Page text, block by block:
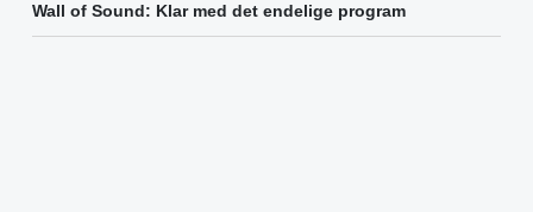
Wall of Sound: Klar med det endelige program